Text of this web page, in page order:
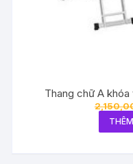
Thang chữ A